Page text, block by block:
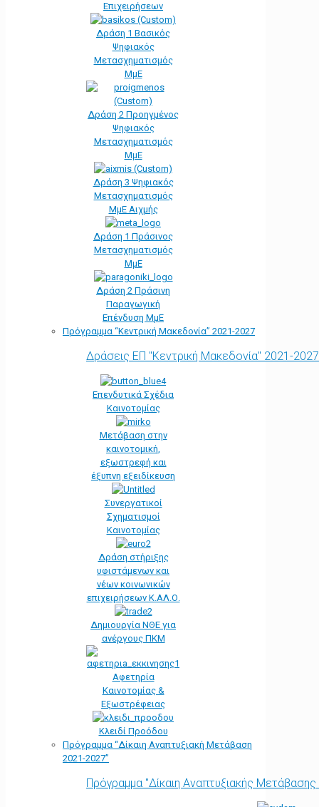
Επιχειρήσεων
Δράση 1 Βασικός
Ψηφιακός
Μετασχηματισμός
ΜμΕ
Δράση 2 Προηγμένος
Ψηφιακός
Μετασχηματισμός
ΜμΕ
Δράση 3 Ψηφιακός
Μετασχηματισμός
ΜμΕ Αιχμής
Δράση 1 Πράσινος
Μετασχηματισμός
ΜμΕ
Δράση 2 Πράσινη
Παραγωγική
Επένδυση ΜμΕ
Πρόγραμμα “Κεντρική Μακεδονία” 2021-2027
Δράσεις ΕΠ "Κεντρική Μακεδονία" 2021-2027
Επενδυτικά Σχέδια
Καινοτομίας
Μετάβαση στην
καινοτομική,
εξωστρεφή και
έξυπνη εξειδίκευση
Συνεργατικοί
Σχηματισμοί
Καινοτομίας
Δράση στήριξης
υφιστάμενων και
νέων κοινωνικών
επιχειρήσεων Κ.ΑΛ.Ο.
Δημιουργία ΝΘΕ για
ανέργους ΠΚΜ
Αφετηρία
Kαινοτομίας &
Εξωστρέφειας
Κλειδί Προόδου
Πρόγραμμα “Δίκαιη Αναπτυξιακή Μετάβαση
2021-2027”
Πρόγραμμα "Δίκαιη Αναπτυξιακής